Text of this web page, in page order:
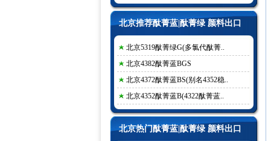
北京推荐酞菁蓝|酞菁绿 颜料出口
北京5319酞菁绿G(多氯代酞菁..
北京4382酞菁蓝BGS
北京4372酞菁蓝BS(别名4352稳..
北京4352酞菁蓝B(4322酞菁蓝..
北京热门酞菁蓝|酞菁绿 颜料出口